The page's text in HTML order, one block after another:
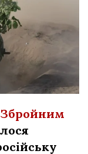
Збройним